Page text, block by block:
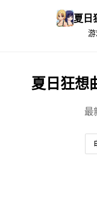
夏日
夏日狂
最